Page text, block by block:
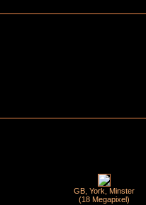
GB, York, Minster
(18 Megapixel)